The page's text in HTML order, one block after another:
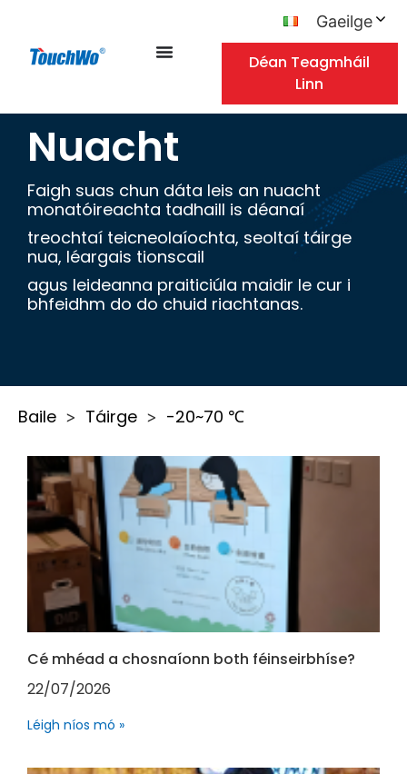
Gaeilge
Déan Teagmháil
Linn
Nuacht
Faigh suas chun dáta leis an nuacht
monatóireachta tadhaill is déanaí
treochtaí teicneolaíochta, seoltaí táirge
nua, léargais tionscail
agus leideanna praiticiúla maidir le cur i
bhfeidhm do do chuid riachtanas.
Baile > Táirge > -20~70 ℃
Cé mhéad a chosnaíonn both féinseirbhíse?
22/07/2026
Léigh níos mó »